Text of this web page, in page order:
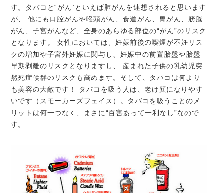
す。タバコと“がん”といえば肺がんを連想されると思います
が、 他にも口腔がんや喉頭がん、食道がん、胃がん、膀胱
がん、子宮がんなど、全身のあらゆる部位の“がん”のリスク
となります。 女性においては、妊娠前後の喫煙が不妊リス
クの増加や子宮外妊娠に関与し、妊娠中の前置胎盤や胎盤
早期剥離のリスクとなりますし、 産まれた子供の乳幼児突
然死症候群のリスクも高めます。そして、タバコは何より
も美容の大敵です！ タバコを吸う人は、老け顔になりやす
いです（スモーカーズフェイス）。タバコを吸うことのメ
リットは何一つなく、まさに“百害あって一利なし”なので
す。